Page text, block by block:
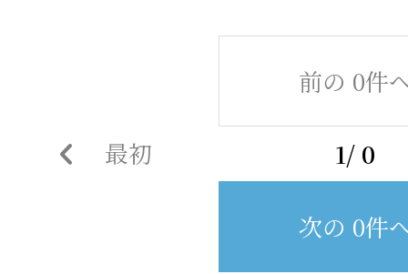
最初
前の 0件
1/ 0
次の 0件